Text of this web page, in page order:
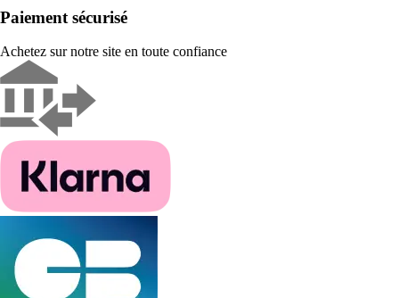
Paiement sécurisé
Achetez sur notre site en toute confiance